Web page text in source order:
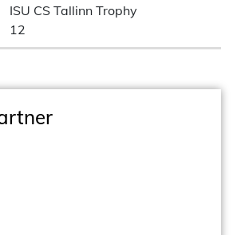
ISU CS Tallinn Trophy
12